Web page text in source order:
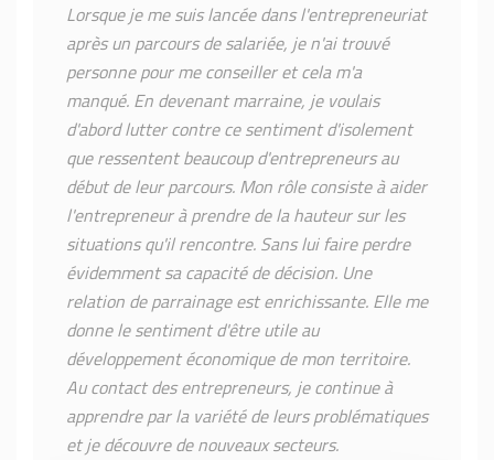
Lorsque je me suis lancée dans l'entrepreneuriat
après un parcours de salariée, je n'ai trouvé
personne pour me conseiller et cela m'a
manqué. En devenant marraine, je voulais
d'abord lutter contre ce sentiment d'isolement
que ressentent beaucoup d'entrepreneurs au
début de leur parcours. Mon rôle consiste à aider
l'entrepreneur à prendre de la hauteur sur les
situations qu'il rencontre. Sans lui faire perdre
évidemment sa capacité de décision. Une
relation de parrainage est enrichissante. Elle me
donne le sentiment d'être utile au
développement économique de mon territoire.
Au contact des entrepreneurs, je continue à
apprendre par la variété de leurs problématiques
et je découvre de nouveaux secteurs.